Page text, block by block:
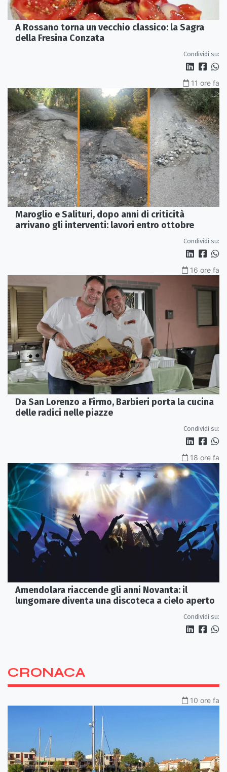
A Rossano torna un vecchio classico: la Sagra
della Fresina Conzata
Condividi su:
11 ore fa
Maroglio e Salituri, dopo anni di criticità
arrivano gli interventi: lavori entro ottobre
Condividi su:
16 ore fa
Da San Lorenzo a Firmo, Barbieri porta la cucina
delle radici nelle piazze
Condividi su:
18 ore fa
Amendolara riaccende gli anni Novanta: il
lungomare diventa una discoteca a cielo aperto
Condividi su:
CRONACA
10 ore fa